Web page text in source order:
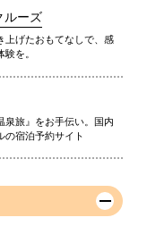
ルーズ
上げたおもてなしで、感
を。
泉旅』をお手伝い。国内
の宿泊予約サイト